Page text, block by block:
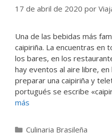
17 de abril de 2020 por
Una de las bebidas más
caipiriña. La encuentras en
los bares, en los
hay eventos al aire libre, en
preparar una caipiriña y
portugués se escribe
más
Categorías
Culinaria Brasileña